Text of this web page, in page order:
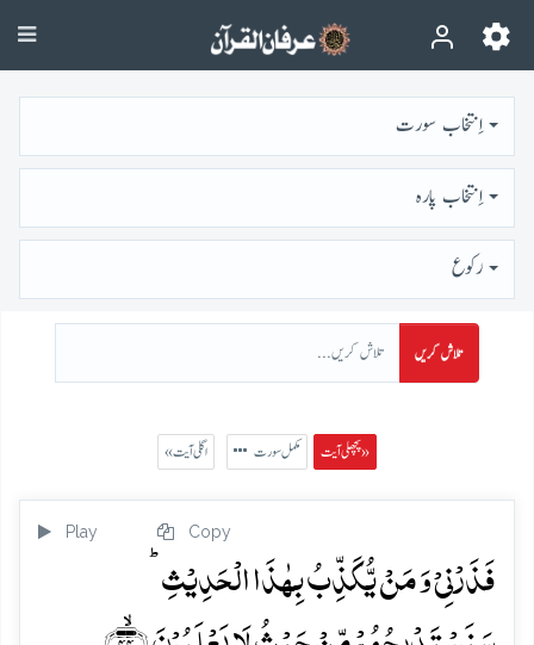
اِنتخاب سورت
اِنتخاب پارہ
رُكوع
تلاش کریں
پچھلی آیت » مکمل سورت « اگلی آیت
Play Copy
فَذَرۡنِیۡ وَ مَنۡ یُّکَذِّبُ بِہٰذَا الۡحَدِیۡثِ ؕ